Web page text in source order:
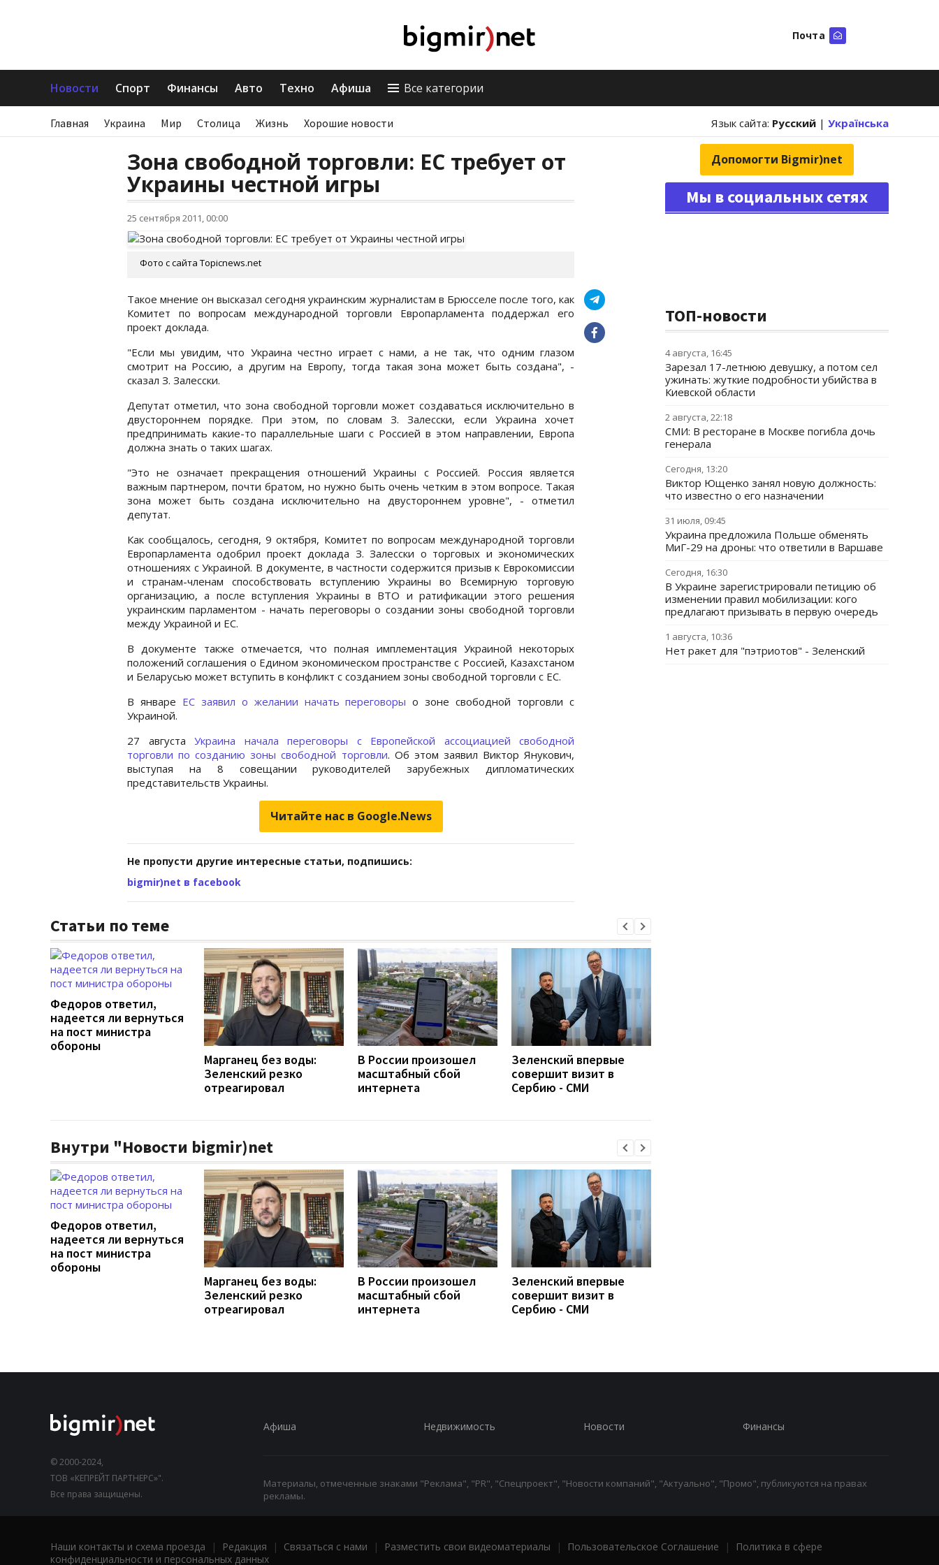
Почта
Новости Спорт Финансы Авто Техно Афиша Все категории
Главная Украина Мир Столица Жизнь Хорошие новости Язык сайта: Русский | Українська
Зона свободной торговли: ЕС требует от
Украины честной игры
25 сентября 2011, 00:00
Фото с сайта Тopicnews.net
Такое мнение он высказал сегодня украинским журналистам в Брюсселе после того, как
Комитет по вопросам международной торговли Европарламента поддержал его
проект доклада.
"Если мы увидим, что Украина честно играет с нами, а не так, что одним глазом
смотрит на Россию, а другим на Европу, тогда такая зона может быть создана", -
сказал З. Залесски.
Депутат отметил, что зона свободной торговли может создаваться исключительно в
двустороннем порядке. При этом, по словам З. Залесски, если Украина хочет
предпринимать какие-то параллельные шаги с Россией в этом направлении, Европа
должна знать о таких шагах.
"Это не означает прекращения отношений Украины с Россией. Россия является
важным партнером, почти братом, но нужно быть очень четким в этом вопросе. Такая
зона может быть создана исключительно на двустороннем уровне", - отметил
депутат.
Как сообщалось, сегодня, 9 октября, Комитет по вопросам международной торговли
Европарламента одобрил проект доклада З. Залесски о торговых и экономических
отношениях с Украиной. В документе, в частности содержится призыв к Еврокомиссии
и странам-членам способствовать вступлению Украины во Всемирную торговую
организацию, а после вступления Украины в ВТО и ратификации этого решения
украинским парламентом - начать переговоры о создании зоны свободной торговли
между Украиной и ЕС.
В документе также отмечается, что полная имплементация Украиной некоторых
положений соглашения о Едином экономическом пространстве с Россией, Казахстаном
и Беларусью может вступить в конфликт с созданием зоны свободной торговли с ЕС.
В январе ЕС заявил о желании начать переговорыо зоне свободной торговли с
Украиной.
27 августа Украина начала переговоры с Европейской ассоциацией свободной
торговли по созданию зоны свободной торговли. Об этом заявил Виктор Янукович,
выступая на 8 совещании руководителей зарубежных дипломатических
представительств Украины.
Читайте нас в Google.News
Не пропусти другие интересные статьи, подпишись:
bigmir)net в facebook
Статьи по теме
Федоров ответил,
надеется ли вернуться
на пост министра
обороны
Марганец без воды:
Зеленский резко
отреагировал
В России произошел
масштабный сбой
интернета
Зеленский впервые
совершит визит в
Сербию - СМИ
Внутри "Новости bigmir)net
Федоров ответил,
надеется ли вернуться
на пост министра
обороны
Марганец без воды:
Зеленский резко
отреагировал
В России произошел
масштабный сбой
интернета
Зеленский впервые
совершит визит в
Сербию - СМИ
Допомогти Bigmir)net
Мы в социальных сетях
ТОП-новости
4 августа, 16:45
Зарезал 17-летнюю девушку, а потом сел
ужинать: жуткие подробности убийства в
Киевской области
2 августа, 22:18
СМИ: В ресторане в Москве погибла дочь
генерала
Сегодня, 13:20
Виктор Ющенко занял новую должность:
что известно о его назначении
31 июля, 09:45
Украина предложила Польше обменять
МиГ-29 на дроны: что ответили в Варшаве
Сегодня, 16:30
В Украине зарегистрировали петицию об
изменении правил мобилизации: кого
предлагают призывать в первую очередь
1 августа, 10:36
Нет ракет для "пэтриотов" - Зеленский
© 2000-2024,
ТОВ «КЕПРЕЙТ ПАРТНЕРС»".
Все права защищены.
Афиша Недвижимость Новости Финансы
Материалы, отмеченные знаками "Реклама", "PR", "Спецпроект", "Новости компаний", "Актуально", "Промо", публикуются на правах
рекламы.
Наши контакты и схема проезда | Редакция | Связаться с нами | Разместить свои видеоматериалы | Пользовательское Соглашение |
Политика в сфере
конфиденциальности и персональных данных